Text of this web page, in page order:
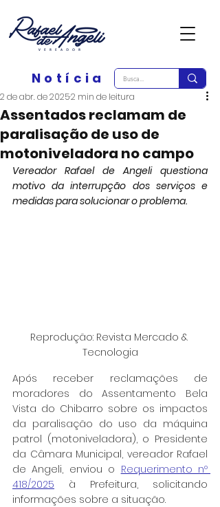
Notícia
Assentados reclamam de
paralisação de uso de
motoniveladora no campo
2 de abr. de 20252 min de leitura
Vereador Rafael de Angeli questiona
motivo da interrupção dos serviços e
medidas para solucionar o problema.
Reprodução: Revista Mercado &
Tecnologia
Após receber reclamações de
moradores do Assentamento Bela
Vista do Chibarro sobre os impactos
da paralisação do uso da máquina
patrol (motoniveladora), o Presidente
da Câmara Municipal, vereador Rafael
de Angeli, enviou o Requerimento nº
418/2025 à Prefeitura, solicitando
informações sobre a situação.